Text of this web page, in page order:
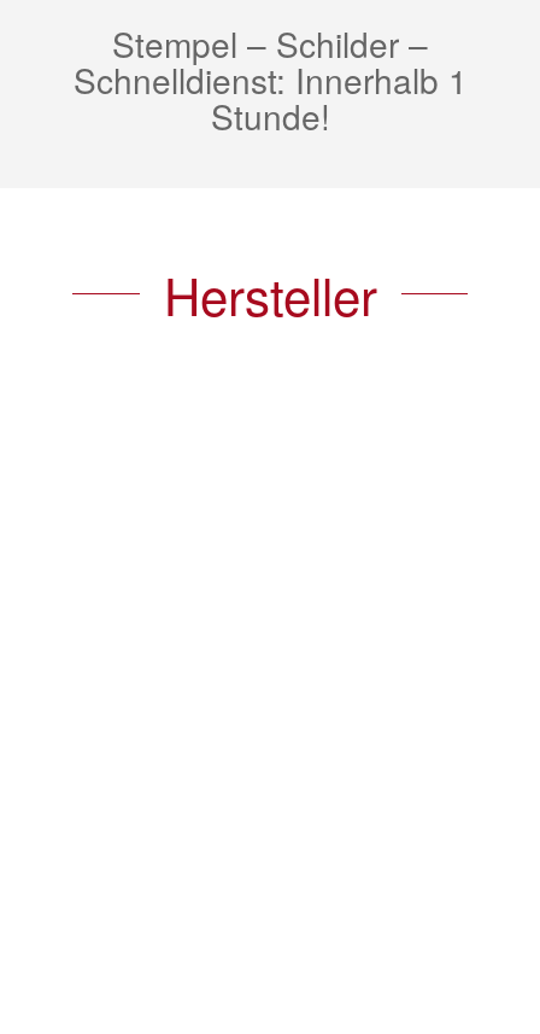
Stempel – Schilder –
Schnelldienst: Innerhalb 1
Stunde!
Hersteller